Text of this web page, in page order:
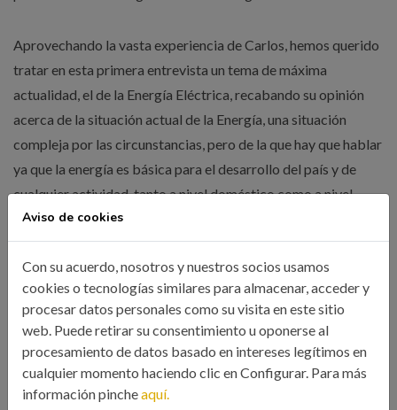
Aprovechando la vasta experiencia de Carlos, hemos querido
tratar en esta primera entrevista un tema de máxima
actualidad, el de la Energía Eléctrica, recabando su opinión
acerca de la situación actual de la Energía, una situación
compleja por las circunstancias, pero de la que hay que hablar
ya que la energía es básica para el desarrollo del país y de
cualquier actividad, tanto a nivel doméstico como a nivel
industrial.
También hemos conversado sobre la figura del ingeniero
industrial, la amplitud de miras que da el conocimiento como
ingeniero para que no se reduzca al tecnicismo y si a una
visión global de la situación y a una posible colaboración con
la sociedad.
Aviso de cookies
Con su acuerdo, nosotros y nuestros socios usamos
cookies o tecnologías similares para almacenar, acceder y
procesar datos personales como su visita en este sitio
web. Puede retirar su consentimiento u oponerse al
procesamiento de datos basado en intereses legítimos en
cualquier momento haciendo clic en Configurar. Para más
información pincheaquí.